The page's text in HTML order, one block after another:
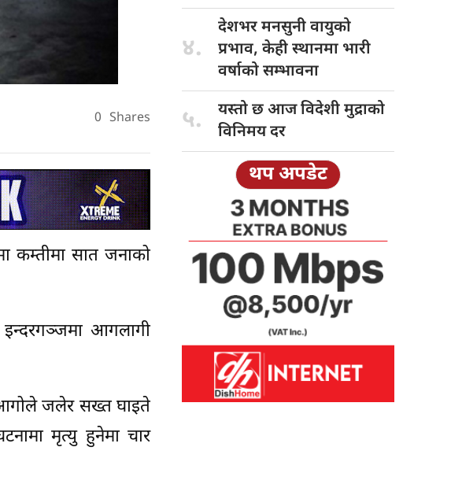
0 Shares
सात जनाको
इन्दरगञ्जमा आगलागी
आगोले जलेर सख्त घाइते
मृत्यु हुनेमा चार
४.
देशभर मनसुनीवायुको
प्रभाव, केही स्थानमा भारी
वर्षाको सम्भावना
५. यस्तो छआज विदेशी मुद्राको
विनिमय दर
थप अपडेट